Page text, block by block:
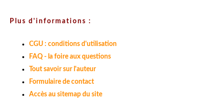
Plus d'informations :
CGU : conditions d'utilisation
FAQ - la foire aux questions
Tout savoir sur l'auteur
Formulaire de contact
Accès au sitemap du site